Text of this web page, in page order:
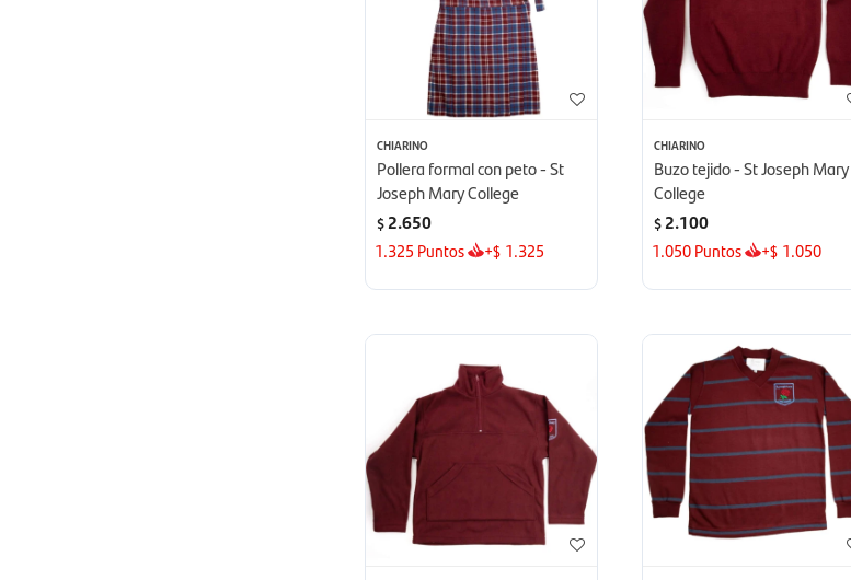
CHIARINO
Pollera formal con peto - St
Joseph Mary College
$2.650
1.325 Puntos +$ 1.325
CHIARINO
Buzo tejido - St Joseph Mary
College
$2.100
1.050Puntos +$ 1.050